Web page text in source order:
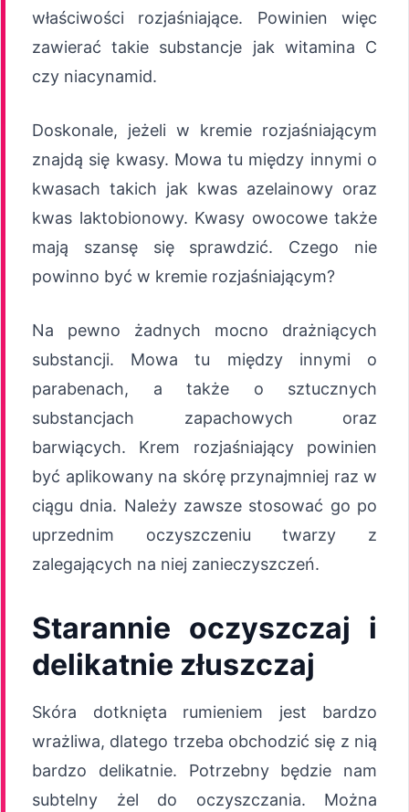
właściwości rozjaśniające. Powinien więc
zawierać takie substancje jak witamina C
czy niacynamid.
Doskonale, jeżeli w kremie rozjaśniającym
znajdą się kwasy. Mowa tu między innymi o
kwasach takich jak kwas azelainowy oraz
kwas laktobionowy. Kwasy owocowe także
mają szansę się sprawdzić. Czego nie
powinno być w kremie rozjaśniającym?
Na pewno żadnych mocno drażniących
substancji. Mowa tu między innymi o
parabenach, a także o sztucznych
substancjach zapachowych oraz
barwiących. Krem rozjaśniający powinien
być aplikowany na skórę przynajmniej raz w
ciągu dnia. Należy zawsze stosować go po
uprzednim oczyszczeniu twarzy z
zalegających na niej zanieczyszczeń.
Starannie oczyszczaj i
delikatnie złuszczaj
Skóra dotknięta rumieniem jest bardzo
wrażliwa, dlatego trzeba obchodzić się z nią
bardzo delikatnie. Potrzebny będzie nam
subtelny żel do oczyszczania. Można